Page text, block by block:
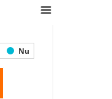
Nu